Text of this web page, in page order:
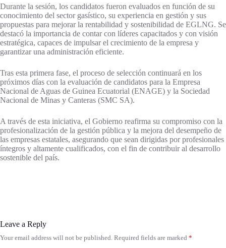
Durante la sesión, los candidatos fueron evaluados en función de su
conocimiento del sector gasístico, su experiencia en gestión y sus
propuestas para mejorar la rentabilidad y sostenibilidad de EGLNG. Se
destacó la importancia de contar con líderes capacitados y con visión
estratégica, capaces de impulsar el crecimiento de la empresa y
garantizar una administración eficiente.
Tras esta primera fase, el proceso de selección continuará en los
próximos días con la evaluación de candidatos para la Empresa
Nacional de Aguas de Guinea Ecuatorial (ENAGE) y la Sociedad
Nacional de Minas y Canteras (SMC SA).
A través de esta iniciativa, el Gobierno reafirma su compromiso con la
profesionalización de la gestión pública y la mejora del desempeño de
las empresas estatales, asegurando que sean dirigidas por profesionales
íntegros y altamente cualificados, con el fin de contribuir al desarrollo
sostenible del país.
Leave a Reply
Your email address will not be published. Required fields are marked *